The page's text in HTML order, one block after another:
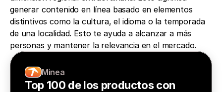
generar contenido en línea basado en elementos
distintivos como la cultura, el idioma o la temporada
de una localidad. Esto te ayuda a alcanzar a más
personas y mantener la relevancia en el mercado.
Minea
Top 100 de los productos con